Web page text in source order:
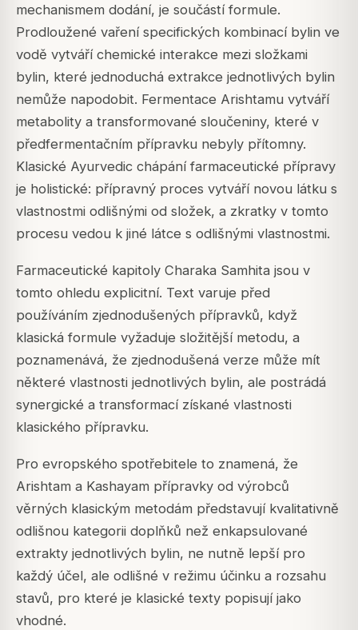
mechanismem dodání, je součástí formule.
Prodloužené vaření specifických kombinací bylin ve
vodě vytváří chemické interakce mezi složkami
bylin, které jednoduchá extrakce jednotlivých bylin
nemůže napodobit. Fermentace Arishtamu vytváří
metabolity a transformované sloučeniny, které v
předfermentačním přípravku nebyly přítomny.
Klasické Ayurvedic chápání farmaceutické přípravy
je holistické: přípravný proces vytváří novou látku s
vlastnostmi odlišnými od složek, a zkratky v tomto
procesu vedou k jiné látce s odlišnými vlastnostmi.
Farmaceutické kapitoly Charaka Samhita jsou v
tomto ohledu explicitní. Text varuje před
používáním zjednodušených přípravků, když
klasická formule vyžaduje složitější metodu, a
poznamenává, že zjednodušená verze může mít
některé vlastnosti jednotlivých bylin, ale postrádá
synergické a transformací získané vlastnosti
klasického přípravku.
Pro evropského spotřebitele to znamená, že
Arishtam a Kashayam přípravky od výrobců
věrných klasickým metodám představují kvalitativně
odlišnou kategorii doplňků než enkapsulované
extrakty jednotlivých bylin, ne nutně lepší pro
každý účel, ale odlišné v režimu účinku a rozsahu
stavů, pro které je klasické texty popisují jako
vhodné.